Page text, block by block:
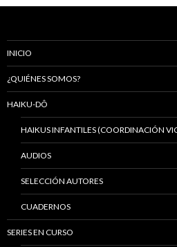
INICIO
¿QUIÉNES SOMOS?
HAIKU-DÔ
HAIKUS INFANTILES (COORDINACIÓN
AUDIOS
SELECCIÓN AUTORES
CUADERNOS
SERIES EN CURSO